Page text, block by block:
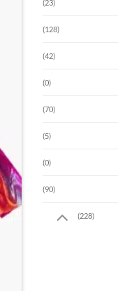
(23)
(128)
(42)
(0)
(70)
(5)
(0)
(90)
(228)